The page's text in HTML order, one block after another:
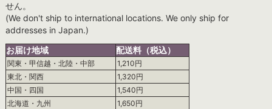
せん。
(We don't ship to international locations. We only ship for
addresses in Japan.)
お届け地域
配送料（税込）
関東・甲信越・北陸・中部
1,210円
東北・関西
1,320円
中国・四国
1,540円
北海道・九州
1,650円